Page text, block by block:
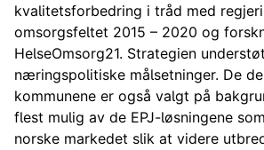
kvalitetsforbedring i tråd med
omsorgsfeltet 2015 – 2020 og
HelseOmsorg21. Strategien
næringspolitiske målsetninger. De
kommunene er også valgt på
flest mulig av de EPJ-løsningene
norske markedet slik at videre